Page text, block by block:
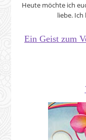
Heute möchte ich
liebe.
Ein Geist zum